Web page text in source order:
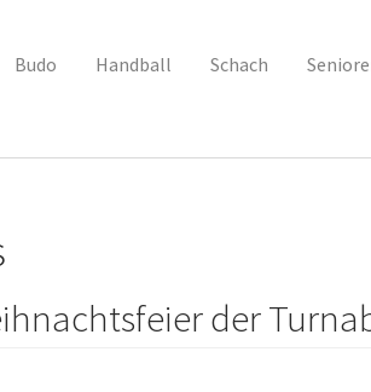
Budo Handball Schach
der